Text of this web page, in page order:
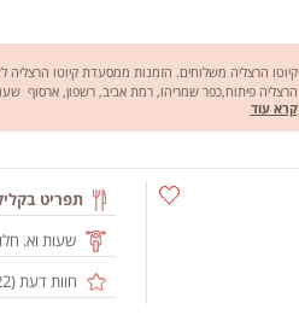
קיוטו הרצליה משלוחים. הזמנות ממסעדת קיוטו הרצליה
הרצליה פיתוח,כפר שמריהו, רמת אביב, רשפון, ארסוף
א עד ה 11:00 עד 23:30, שישי + שבת 13:00 עד 23:30
קרא עוד
תפריט
שעות וא.
חוות דעת (